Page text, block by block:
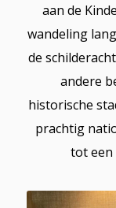
aan de
wandeling
de
andere
historische
prachtig
tot een